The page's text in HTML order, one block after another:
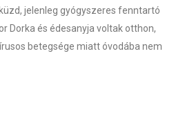
jelenleg gyógyszeres fenntartó
Dorka és édesanyja voltak otthon,
betegsége miatt óvodába nem